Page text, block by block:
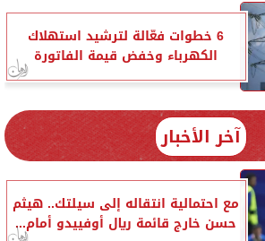
6 خطوات فعّالة لترشيد استهلاك
الكهرباء وخفض قيمة الفاتورة
آخر الأخبار
مع احتمالية انتقاله إلى سيلتك.. هيثم
حسن خارج قائمة ريال أوفييدو أمام...